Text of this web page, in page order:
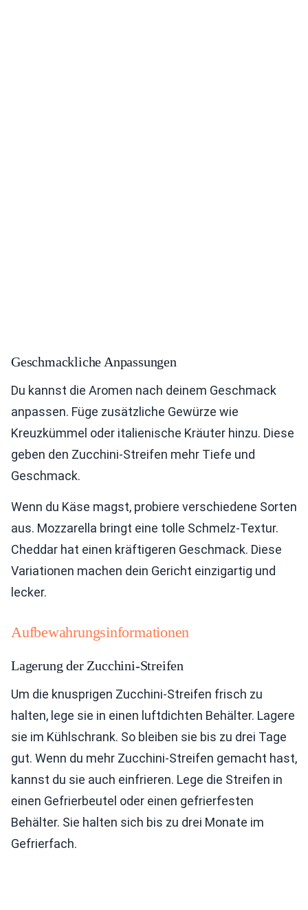
Geschmackliche Anpassungen
Du kannst die Aromen nach deinem Geschmack
anpassen. Füge zusätzliche Gewürze wie
Kreuzkümmel oder italienische Kräuter hinzu. Diese
geben den Zucchini-Streifen mehr Tiefe und
Geschmack.
Wenn du Käse magst, probiere verschiedene Sorten
aus. Mozzarella bringt eine tolle Schmelz-Textur.
Cheddar hat einen kräftigeren Geschmack. Diese
Variationen machen dein Gericht einzigartig und
lecker.
Aufbewahrungsinformationen
Lagerung der Zucchini-Streifen
Um die knusprigen Zucchini-Streifen frisch zu
halten, lege sie in einen luftdichten Behälter. Lagere
sie im Kühlschrank. So bleiben sie bis zu drei Tage
gut. Wenn du mehr Zucchini-Streifen gemacht hast,
kannst du sie auch einfrieren. Lege die Streifen in
einen Gefrierbeutel oder einen gefrierfesten
Behälter. Sie halten sich bis zu drei Monate im
Gefrierfach.